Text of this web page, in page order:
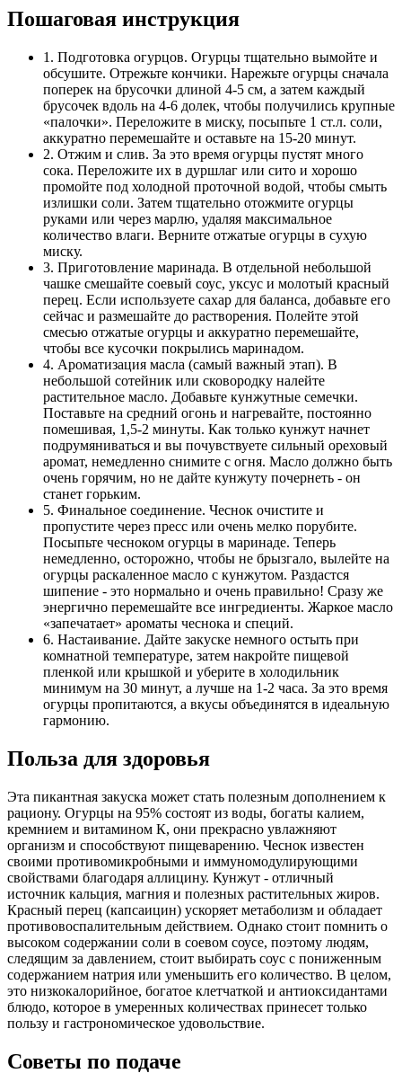
Пошаговая инструкция
1. Подготовка огурцов. Огурцы тщательно вымойте и
обсушите. Отрежьте кончики. Нарежьте огурцы сначала
поперек на брусочки длиной 4-5 см, а затем каждый
брусочек вдоль на 4-6 долек, чтобы получились крупные
«палочки». Переложите в миску, посыпьте 1 ст.л. соли,
аккуратно перемешайте и оставьте на 15-20 минут.
2. Отжим и слив. За это время огурцы пустят много
сока. Переложите их в дуршлаг или сито и хорошо
промойте под холодной проточной водой, чтобы смыть
излишки соли. Затем тщательно отожмите огурцы
руками или через марлю, удаляя максимальное
количество влаги. Верните отжатые огурцы в сухую
миску.
3. Приготовление маринада. В отдельной небольшой
чашке смешайте соевый соус, уксус и молотый красный
перец. Если используете сахар для баланса, добавьте его
сейчас и размешайте до растворения. Полейте этой
смесью отжатые огурцы и аккуратно перемешайте,
чтобы все кусочки покрылись маринадом.
4. Ароматизация масла (самый важный этап). В
небольшой сотейник или сковородку налейте
растительное масло. Добавьте кунжутные семечки.
Поставьте на средний огонь и нагревайте, постоянно
помешивая, 1,5-2 минуты. Как только кунжут начнет
подрумяниваться и вы почувствуете сильный ореховый
аромат, немедленно снимите с огня. Масло должно быть
очень горячим, но не дайте кунжуту почернеть - он
станет горьким.
5. Финальное соединение. Чеснок очистите и
пропустите через пресс или очень мелко порубите.
Посыпьте чесноком огурцы в маринаде. Теперь
немедленно, осторожно, чтобы не брызгало, вылейте на
огурцы раскаленное масло с кунжутом. Раздастся
шипение - это нормально и очень правильно! Сразу же
энергично перемешайте все ингредиенты. Жаркое масло
«запечатает» ароматы чеснока и специй.
6. Настаивание. Дайте закуске немного остыть при
комнатной температуре, затем накройте пищевой
пленкой или крышкой и уберите в холодильник
минимум на 30 минут, а лучше на 1-2 часа. За это время
огурцы пропитаются, а вкусы объединятся в идеальную
гармонию.
Польза для здоровья
Эта пикантная закуска может стать полезным дополнением к
рациону. Огурцы на 95% состоят из воды, богаты калием,
кремнием и витамином К, они прекрасно увлажняют
организм и способствуют пищеварению. Чеснок известен
своими противомикробными и иммуномодулирующими
свойствами благодаря аллицину. Кунжут - отличный
источник кальция, магния и полезных растительных жиров.
Красный перец (капсаицин) ускоряет метаболизм и обладает
противовоспалительным действием. Однако стоит помнить о
высоком содержании соли в соевом соусе, поэтому людям,
следящим за давлением, стоит выбирать соус с пониженным
содержанием натрия или уменьшить его количество. В целом,
это низкокалорийное, богатое клетчаткой и антиоксидантами
блюдо, которое в умеренных количествах принесет только
пользу и гастрономическое удовольствие.
Советы по подаче